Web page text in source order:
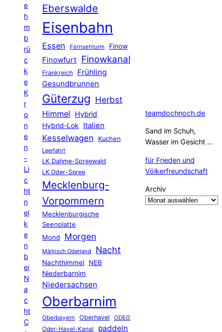
e
h
m
b
rü
c
k
e
K
r
o
n
e
n
-
Li
c
ht
n
el
k
e
n
b
ei
N
a
c
ht
C
Eberswalde
Eisenbahn
Essen Fernsehturm Finow
Finowfurt Finowkanal
Frankreich Frühling
Gesundbrunnen
Güterzug Herbst
Himmel
Hybrid
Hybrid-Lok Italien
Kesselwagen Kuchen
Leerfahrt
LK Dahme-Spreewald
LK Oder-Spree
Mecklenburg-
Vorpommern
Mecklenburgische
Seenplatte
Mond
Morgen
Märkisch Oderland Nacht
Nachthimmel
NEB
Niederbarnim
Niedersachsen
Oberbarnim
Oberbayern Oberhavel ODEG
Oder-Havel-Kanal paddeln
teamdochnoch.de
Sand im Schuh,
Wasser im Gesicht …
für Frieden und
Völkerfreundschaft
Archiv